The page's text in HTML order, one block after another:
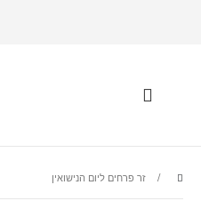
זר פרחים ליום הנישואין